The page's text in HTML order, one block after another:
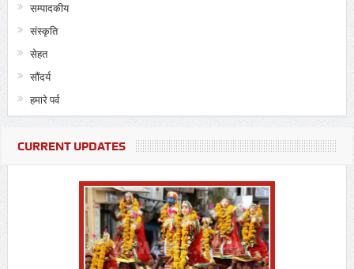
सम्पादकीय
संस्कृति
सेहत
सौंदर्य
हमारे पर्व
CURRENT UPDATES